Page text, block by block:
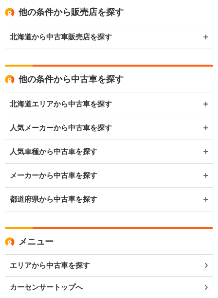
他の条件から販売店を探す
北海道から中古車販売店を探す
他の条件から中古車を探す
北海道エリアから中古車を探す
人気メーカーから中古車を探す
人気車種から中古車を探す
メーカーから中古車を探す
都道府県から中古車を探す
メニュー
エリアから中古車を探す
カーセンサートップへ